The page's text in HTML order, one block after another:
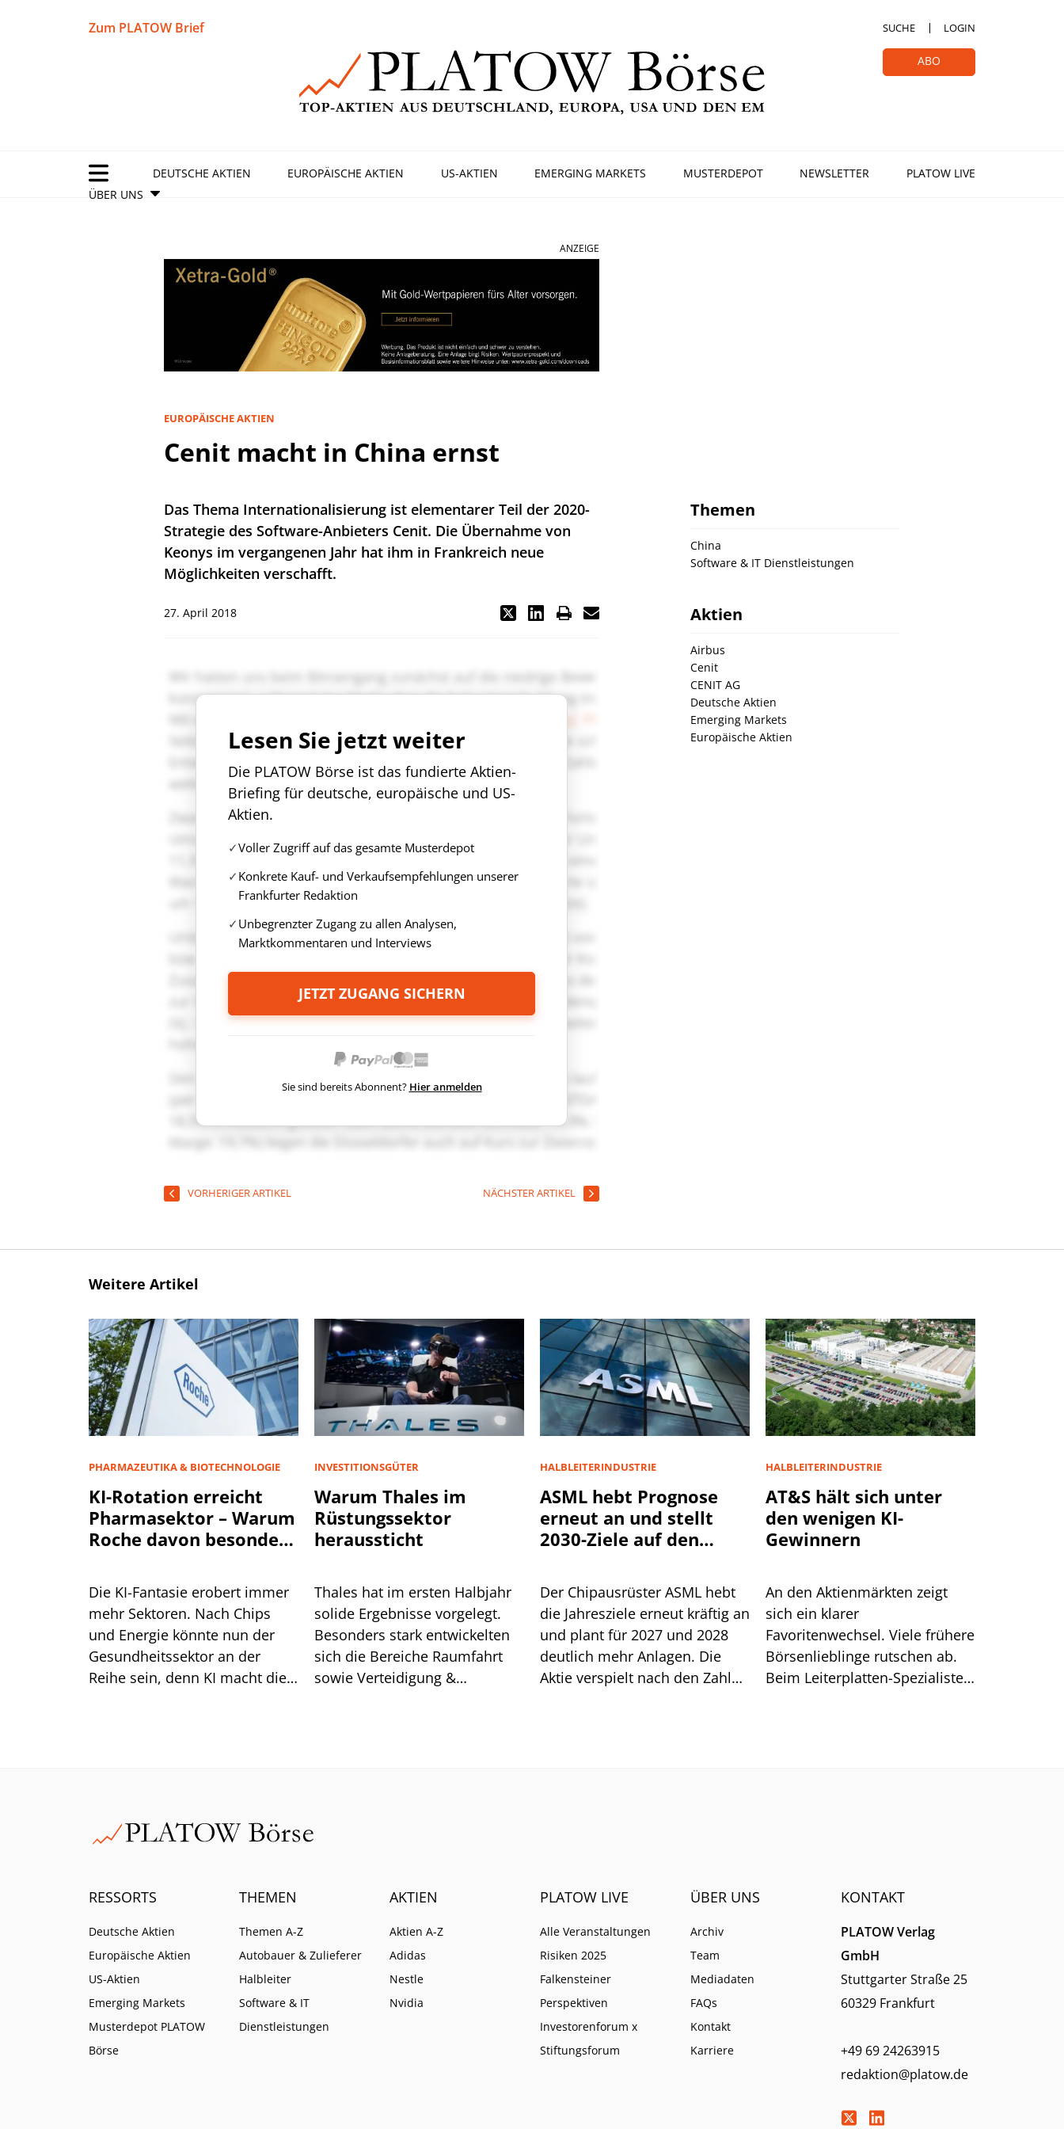
Zum PLATOW Brief SUCHE LOGIN
ABO
DEUTSCHE AKTIEN EUROPÄISCHE AKTIEN US-AKTIEN EMERGING MARKETS MUSTERDEPOT NEWSLETTER
PLATOW LIVE
ÜBER UNS
ANZEIGE
EUROPÄISCHE AKTIEN
Cenit macht in China ernst
Das Thema Internationalisierung ist elementarer Teil der 2020-
Strategie des Software-Anbieters Cenit. Die Übernahme von
Keonys im vergangenen Jahr hat ihm in Frankreich neue
Möglichkeiten verschafft.
27. April 2018
Lesen Sie jetzt weiter
Die PLATOW Börse ist das fundierte Aktien-
Briefing für deutsche, europäische und US-
Aktien.
Voller Zugriff auf das gesamte Musterdepot
Konkrete Kauf- und Verkaufsempfehlungen unserer
Frankfurter Redaktion
Unbegrenzter Zugang zu allen Analysen,
Marktkommentaren und Interviews
JETZT ZUGANG SICHERN
Sie sind bereits Abonnent? Hier anmelden
VORHERIGER ARTIKEL NÄCHSTER ARTIKEL
Themen
China
Software & IT Dienstleistungen
Aktien
Airbus
Cenit
CENIT AG
Deutsche Aktien
Emerging Markets
Europäische Aktien
Weitere Artikel
PHARMAZEUTIKA & BIOTECHNOLOGIE
KI-Rotation erreicht
Pharmasektor – Warum
Roche davon besonders
Die KI-Fantasie erobert immer
mehr Sektoren. Nach Chips
und Energie könnte nun der
Gesundheitssektor an der
Reihe sein, denn KI macht die
INVESTITIONSGÜTER
Warum Thales im
Rüstungssektor
heraussticht
Thales hat im ersten Halbjahr
solide Ergebnisse vorgelegt.
Besonders stark entwickelten
sich die Bereiche Raumfahrt
sowie Verteidigung &
HALBLEITERINDUSTRIE
ASML hebt Prognose
erneut an und stellt
2030-Ziele auf den
Der Chipausrüster ASML hebt
die Jahresziele erneut kräftig an
und plant für 2027 und 2028
deutlich mehr Anlagen. Die
Aktie verspielt nach den Zahlen
HALBLEITERINDUSTRIE
AT&S hält sich unter
den wenigen KI-
Gewinnern
An den Aktienmärkten zeigt
sich ein klarer
Favoritenwechsel. Viele frühere
Börsenlieblinge rutschen ab.
Beim Leiterplatten-Spezialisten
RESSORTS
Deutsche Aktien
Europäische Aktien
US-Aktien
Emerging Markets
Musterdepot PLATOW
Börse
THEMEN
Themen A-Z
Autobauer & Zulieferer
Halbleiter
Software & IT
Dienstleistungen
AKTIEN
Aktien A-Z
Adidas
Nestle
Nvidia
PLATOW LIVE
Alle Veranstaltungen
Risiken 2025
Falkensteiner
Perspektiven
Investorenforum x
Stiftungsforum
ÜBER UNS
Archiv
Team
Mediadaten
FAQs
Kontakt
Karriere
KONTAKT
PLATOW Verlag
GmbH
Stuttgarter Straße 25
60329 Frankfurt
+49 69 24263915
redaktion@platow.de